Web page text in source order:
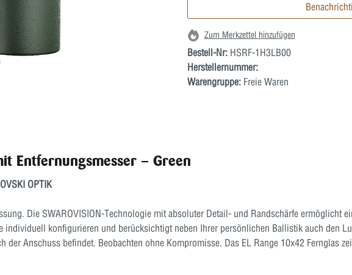
Zum Merkzettel hinzufügen
Bestell-Nr: HSRF-1H3LB00
Herstellernummer:
Warengruppe:Freie Waren
Entfernungsmesser – Green
OPTIK
Die SWAROVISION-Technologie mit absoluter Detail- und Randschärfe ermöglicht
konfigurieren und berücksichtigt neben Ihrer persönlichen Ballistik auch den
Anschuss befindet. Beobachten ohne Kompromisse. Das EL Range 10x42 Fernglas